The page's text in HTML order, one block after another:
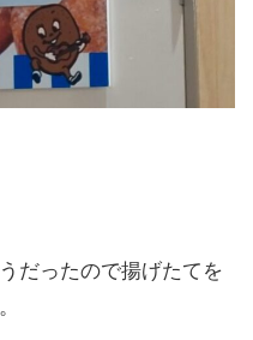
だったので揚げたてを